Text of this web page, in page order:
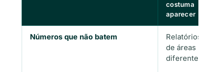
costuma
aparecer
Números que não batem
Relatórios
de áreas
diferentes